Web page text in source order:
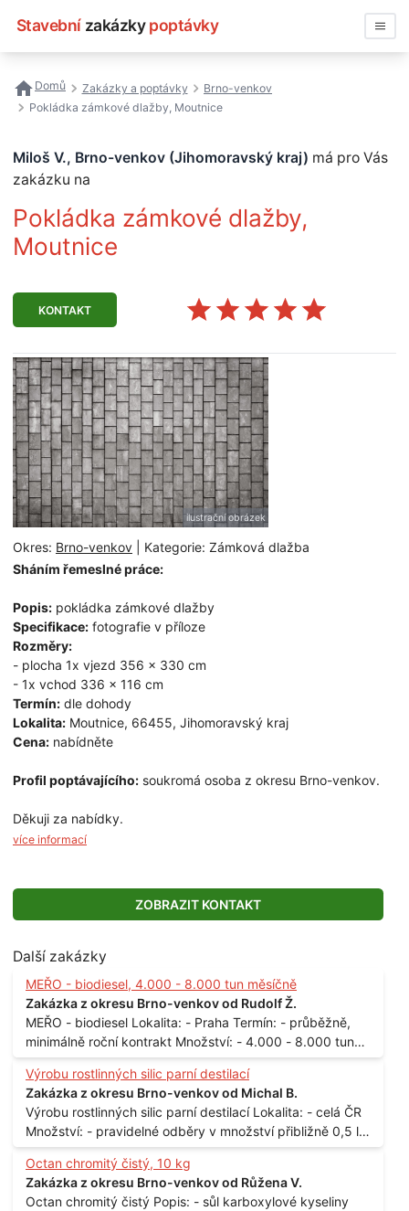
Stavební zakázky poptávky
Všechny zakázky
Nejčastější vyhledávání
Domů Zakázky a poptávky
Brno-venkov
Pokládka zámkové dlažby, Moutnice
Miloš V., Brno-venkov (Jihomoravský kraj) má pro Vás
zakázku na
Pokládka zámkové dlažby,
Moutnice
KONTAKT
Okres: Brno-venkov | Kategorie: Zámková dlažba
Sháním řemeslné práce:
Popis: pokládka zámkové dlažby
Specifikace: fotografie v příloze
Rozměry:
- plocha 1x vjezd 356 x 330 cm
- 1x vchod 336 x 116 cm
Termín: dle dohody
Lokalita: Moutnice, 66455, Jihomoravský kraj
Cena: nabídněte
Profil poptávajícího: soukromá osoba z okresu Brno-venkov.
Děkuji za nabídky.
více informací
ZOBRAZIT KONTAKT
Další zakázky
MEŘO - biodiesel, 4.000 - 8.000 tun měsíčně
Zakázka z okresu Brno-venkov od Rudolf Ž.
MEŘO - biodiesel Lokalita: - Praha Termín: - průběžně,
minimálně roční kontrakt Množství: - 4.000 - 8.000 tun
měsíčně
Výrobu rostlinných silic parní destilací
Zakázka z okresu Brno-venkov od Michal B.
Výrobu rostlinných silic parní destilací Lokalita: - celá ČR
Množství: - pravidelné odběry v množství přibližně 0,5 l
až 1 l
Octan chromitý čistý, 10 kg
Zakázka z okresu Brno-venkov od Růžena V.
Octan chromitý čistý Popis: - sůl karboxylové kyseliny
ilustrační obrázek